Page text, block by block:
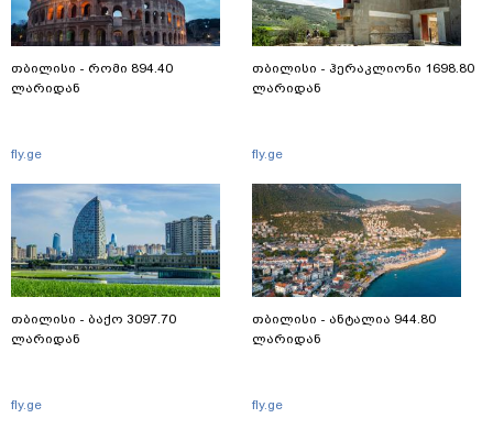
თბილისი - რომი 894.40
ლარიდან
fly.ge
თბილისი - ბაქო 3097.70
ლარიდან
fly.ge
თბილისი - ჰერაკლიონი 1698.80
ლარიდან
fly.ge
თბილისი - ანტალია 944.80
ლარიდან
fly.ge